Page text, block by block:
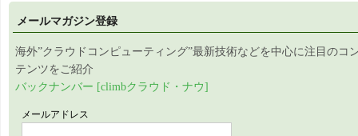
メールマガジン登録
海外”クラウドコンピューティング”最新技術などを中心に注目のコ
テンツをご紹介
バックナンバー [climbクラウド・ナウ]